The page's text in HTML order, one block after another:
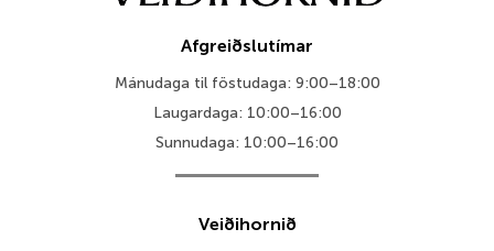
Afgreiðslutímar
Mánudaga til föstudaga: 9:00–18:00
Laugardaga: 10:00–16:00
Sunnudaga: 10:00–16:00
Veiðihornið